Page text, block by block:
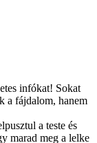
infókat! Sokat
a fájdalom, hanem
a teste és
marad meg a lelke